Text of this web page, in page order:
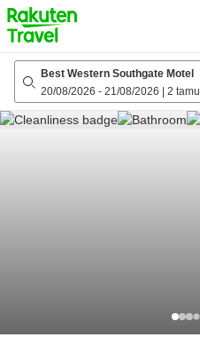
to
top
page
Best Western Southgate Motel
20/08/2026 - 21/08/2026 2 tamu